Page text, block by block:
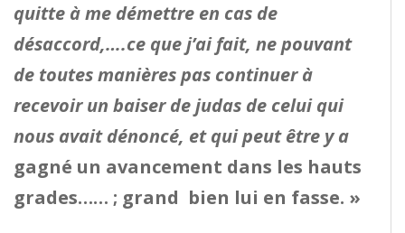
quitte à me démettre en cas de
désaccord,….ce que j’ai fait, ne pouvant
de toutes manières pas continuer à
recevoir un baiser de judas de celui qui
nous avait dénoncé, et qui peut être y a
gagné un avancement dans les hauts
grades…… ; grand bien lui en fasse. »